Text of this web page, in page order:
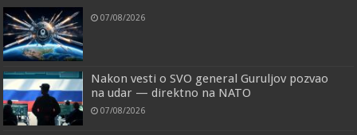
07/08/2026
Nakon vesti o SVO general Guruljov pozvao
na udar — direktno na NATO
07/08/2026